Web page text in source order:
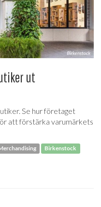
ut
Se hur företaget
att förstärka varumärkets
Birkenstock